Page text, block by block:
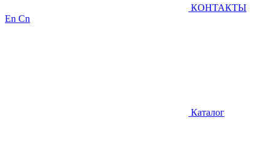
КОНТАКТЫ
En Cn
Каталог